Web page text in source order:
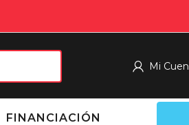
Mi
FINANCIACIÓN